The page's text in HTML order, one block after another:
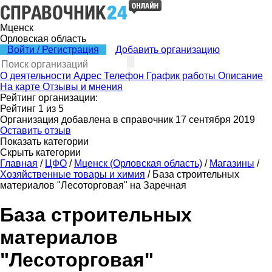
Мценск
Орловская область
Войти / Регистрация
Добавить организацию
О деятельности Адрес Телефон График работы Описание
На карте Отзывы и мнения
Рейтинг организации:
Рейтинг 1 из 5
Организация добавлена в справочник 17 сентября 2019
Оставить отзыв
Показать категории
Скрыть категории
Главная / ЦФО / Мценск (Орловская область) / Магазины /
Хозяйственные товары и химия / База строительных
материалов "Лесоторговая" на Заречная
База строительных
материалов
"Лесоторговая"